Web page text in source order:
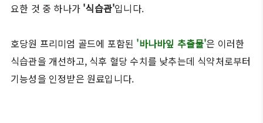
요한 것 중 하나가 '식습관'입니다.
호당원 프리미엄 골드에 포함된 '바나바잎 추출물'은 이러한
식습관을 개선하고, 식후 혈당 수치를 낮추는데 식약처로부터
기능성을 인정받은 원료입니다.